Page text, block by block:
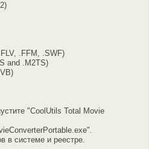
.FFM, .SWF)
and .M2TS)
"CoolUtils Total Movie
в системе и реестре.